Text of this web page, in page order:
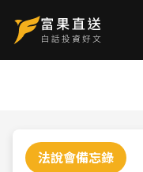
法說會備忘錄